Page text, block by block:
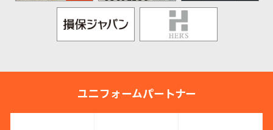
ユニフォームパートナー